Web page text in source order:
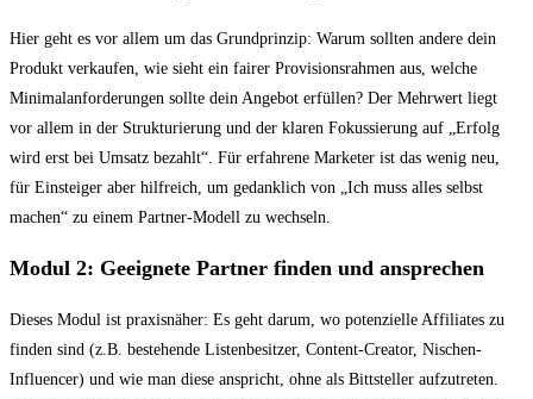
Hier geht es vor allem um das Grundprinzip: Warum sollten andere dein
Produkt verkaufen, wie sieht ein fairer Provisionsrahmen aus, welche
Minimalanforderungen sollte dein Angebot erfüllen? Der Mehrwert liegt
vor allem in der Strukturierung und der klaren Fokussierung auf „Erfolg
wird erst bei Umsatz bezahlt“. Für erfahrene Marketer ist das wenig neu,
für Einsteiger aber hilfreich, um gedanklich von „Ich muss alles selbst
machen“ zu einem Partner-Modell zu wechseln.
Modul 2: Geeignete Partner finden und ansprechen
Dieses Modul ist praxisnäher: Es geht darum, wo potenzielle Affiliates zu
finden sind (z.B. bestehende Listenbesitzer, Content-Creator, Nischen-
Influencer) und wie man diese anspricht, ohne als Bittsteller aufzutreten.